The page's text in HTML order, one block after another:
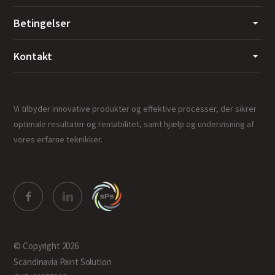
Betingelser
Kontakt
Vi tilbyder innovative produkter og effektive processer, der sikrer
optimale resultater og rentabilitet, samt hjælp og undervisning af
vores erfarne teknikker.
© Copyright 2026
Scandinavia Paint Solution